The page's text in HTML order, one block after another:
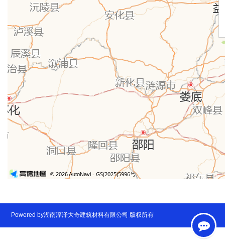
Powered by湖南淳泽大奇建筑材料有限公司 版权所有